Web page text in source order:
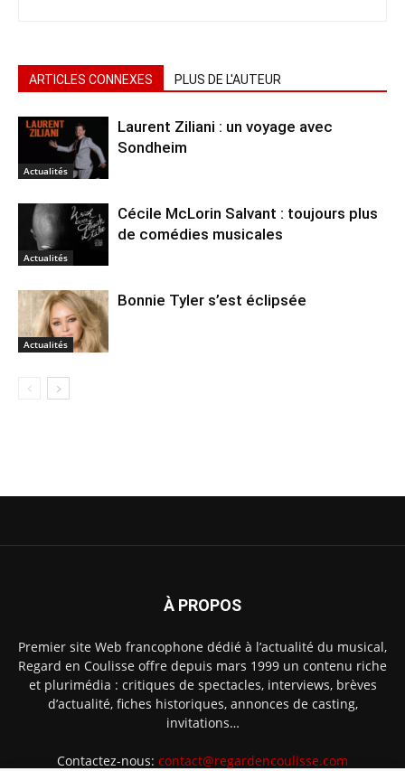
ARTICLES CONNEXES PLUS DE L'AUTEUR
Actualités
Laurent Ziliani : un voyage avec
Sondheim
Actualités
Cécile McLorin Salvant : toujours plus
de comédies musicales
Actualités
Bonnie Tyler s’est éclipsée
À PROPOS
Premier site Web francophone dédié à l’actualité du musical,
Regard en Coulisse offre depuis mars 1999 un contenu riche
et plurimédia : critiques de spectacles, interviews, brèves
d’actualité, fiches historiques, annonces de casting,
invitations…
Contactez-nous: contact@regardencoulisse.com